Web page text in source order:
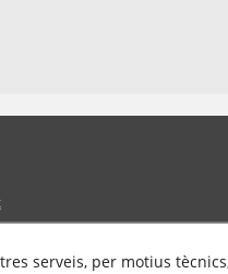
serveis, per motius